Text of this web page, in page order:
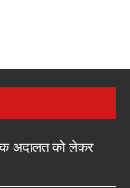
अदालत को लेकर